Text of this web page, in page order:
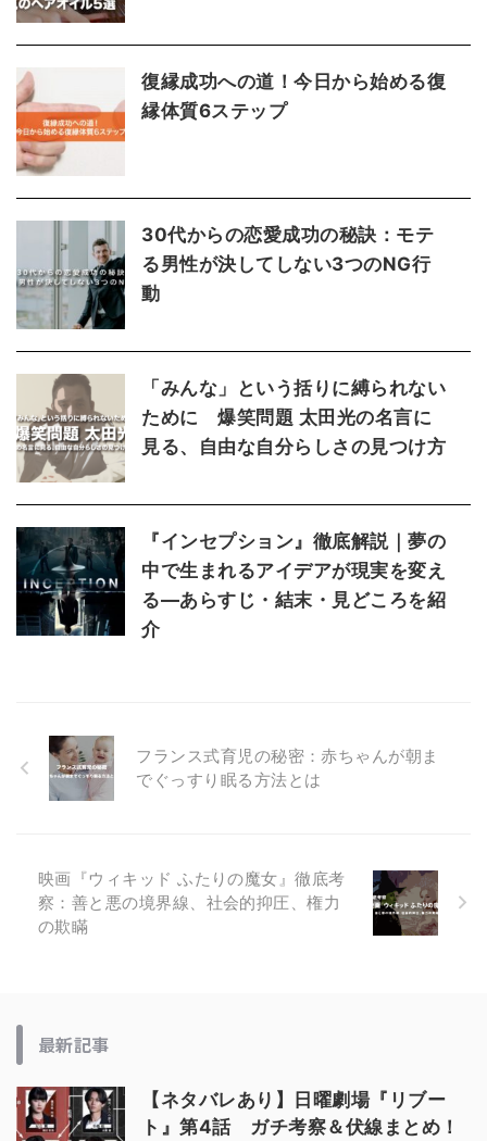
復縁成功への道！今日から始める復
縁体質6ステップ
30代からの恋愛成功の秘訣：モテ
る男性が決してしない3つのNG行
動
「みんな」という括りに縛られない
ために 爆笑問題 太田光の名言に
見る、自由な自分らしさの見つけ方
『インセプション』徹底解説｜夢の
中で生まれるアイデアが現実を変え
る―あらすじ・結末・見どころを紹
介
フランス式育児の秘密：赤ちゃんが朝ま
でぐっすり眠る方法とは
映画『ウィキッド ふたりの魔女』徹底考
察：善と悪の境界線、社会的抑圧、権力
の欺瞞
最新記事
【ネタバレあり】日曜劇場『リブー
ト』第4話 ガチ考察＆伏線まとめ！